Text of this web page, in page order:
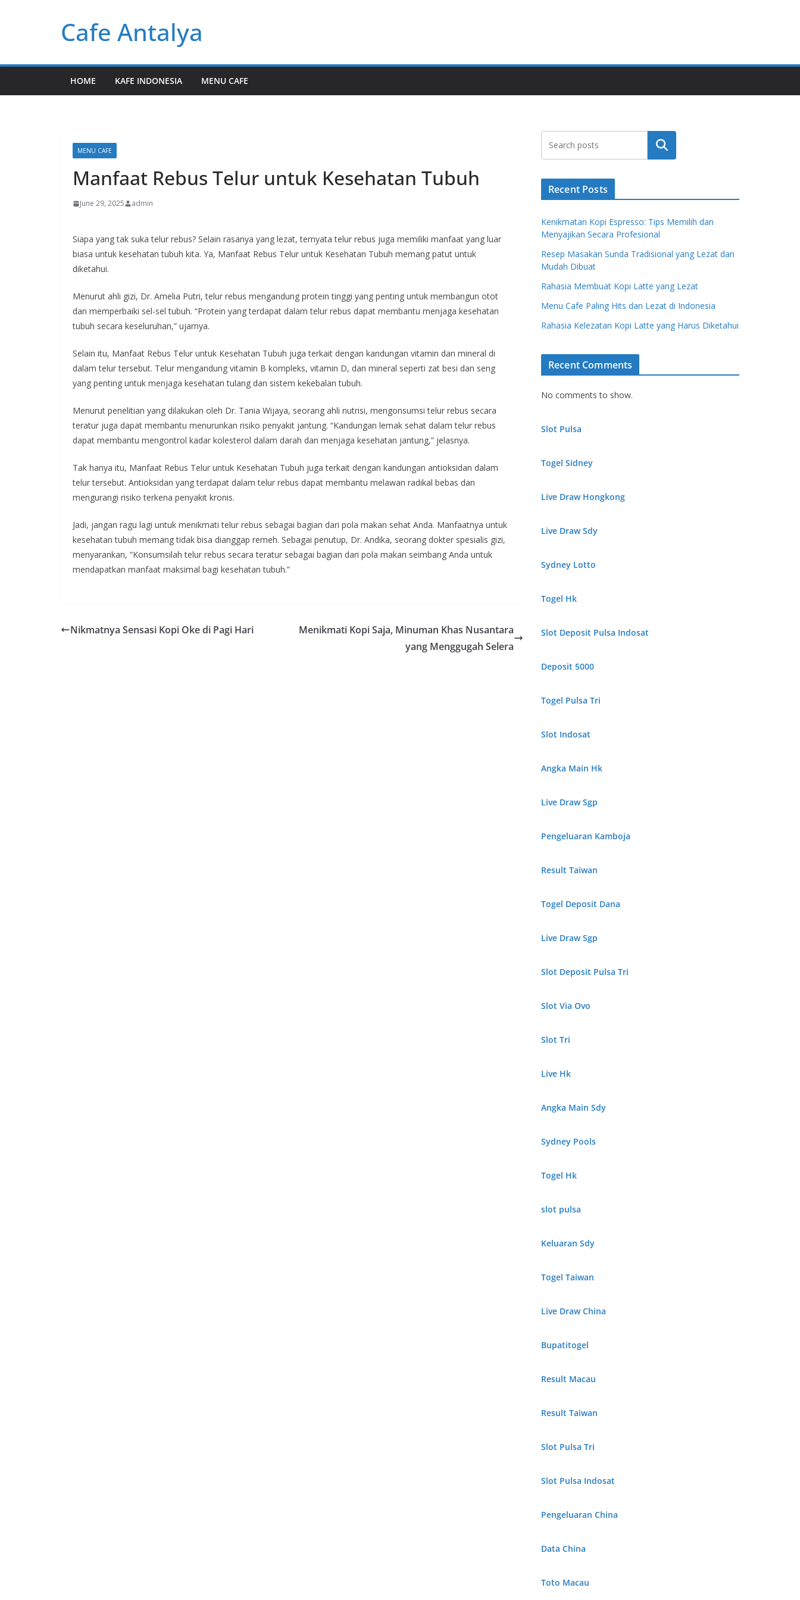
Cafe Antalya
HOME KAFE INDONESIA MENU CAFE
MENU CAFE
Manfaat Rebus Telur untuk Kesehatan Tubuh
June 29, 2025 admin
Siapa yang tak suka telur rebus? Selain rasanya yang lezat, ternyata telur rebus juga memiliki manfaat yang luar
biasa untuk kesehatan tubuh kita. Ya, Manfaat Rebus Telur untuk Kesehatan Tubuh memang patut untuk
diketahui.
Menurut ahli gizi, Dr. Amelia Putri, telur rebus mengandung protein tinggi yang penting untuk membangun otot
dan memperbaiki sel-sel tubuh. “Protein yang terdapat dalam telur rebus dapat membantu menjaga kesehatan
tubuh secara keseluruhan,” ujarnya.
Selain itu, Manfaat Rebus Telur untuk Kesehatan Tubuh juga terkait dengan kandungan vitamin dan mineral di
dalam telur tersebut. Telur mengandung vitamin B kompleks, vitamin D, dan mineral seperti zat besi dan seng
yang penting untuk menjaga kesehatan tulang dan sistem kekebalan tubuh.
Menurut penelitian yang dilakukan oleh Dr. Tania Wijaya, seorang ahli nutrisi, mengonsumsi telur rebus secara
teratur juga dapat membantu menurunkan risiko penyakit jantung. “Kandungan lemak sehat dalam telur rebus
dapat membantu mengontrol kadar kolesterol dalam darah dan menjaga kesehatan jantung,” jelasnya.
Tak hanya itu, Manfaat Rebus Telur untuk Kesehatan Tubuh juga terkait dengan kandungan antioksidan dalam
telur tersebut. Antioksidan yang terdapat dalam telur rebus dapat membantu melawan radikal bebas dan
mengurangi risiko terkena penyakit kronis.
Jadi, jangan ragu lagi untuk menikmati telur rebus sebagai bagian dari pola makan sehat Anda. Manfaatnya untuk
kesehatan tubuh memang tidak bisa dianggap remeh. Sebagai penutup, Dr. Andika, seorang dokter spesialis gizi,
menyarankan, “Konsumsilah telur rebus secara teratur sebagai bagian dari pola makan seimbang Anda untuk
mendapatkan manfaat maksimal bagi kesehatan tubuh.”
Nikmatnya Sensasi Kopi Oke di Pagi Hari
Menikmati Kopi Saja, Minuman Khas Nusantara
yang Menggugah Selera
Search
Recent Posts
Kenikmatan Kopi Espresso: Tips Memilih dan
Menyajikan Secara Profesional
Resep Masakan Sunda Tradisional yang Lezat dan
Mudah Dibuat
Rahasia Membuat Kopi Latte yang Lezat
Menu Cafe Paling Hits dan Lezat di Indonesia
Rahasia Kelezatan Kopi Latte yang Harus Diketahui
Recent Comments
No comments to show.
Slot Pulsa
Togel Sidney
Live Draw Hongkong
Live Draw Sdy
Sydney Lotto
Togel Hk
Slot Deposit Pulsa Indosat
Deposit 5000
Togel Pulsa Tri
Slot Indosat
Angka Main Hk
Live Draw Sgp
Pengeluaran Kamboja
Result Taiwan
Togel Deposit Dana
Live Draw Sgp
Slot Deposit Pulsa Tri
Slot Via Ovo
Slot Tri
Live Hk
Angka Main Sdy
Sydney Pools
Togel Hk
slot pulsa
Keluaran Sdy
Togel Taiwan
Live Draw China
Bupatitogel
Result Macau
Result Taiwan
Slot Pulsa Tri
Slot Pulsa Indosat
Pengeluaran China
Data China
Toto Macau